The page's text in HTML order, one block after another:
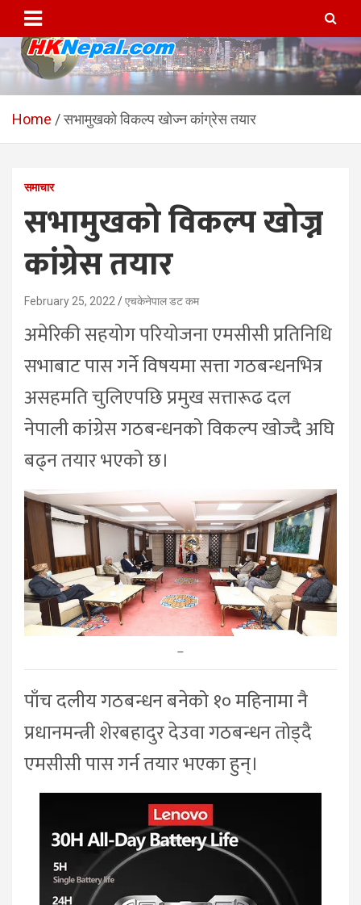
content
HKNepal.com – हङकङबाट
सञ्चालित पहिलो नेपाली अनलाईन
hknepal, hknepal.com, hk nepal, hk nepal com
Home सभामुखको विकल्प खोज्न कांग्रेस तयार
समाचार
सभामुखको विकल्प खोज्न
कांग्रेस तयार
February 25, 2022 एचकेनेपाल डट कम
अमेरिकी सहयोग परियोजना एमसीसी प्रतिनिधि
सभाबाट पास गर्ने विषयमा सत्ता गठबन्धनभित्र
असहमति चुलिएपछि प्रमुख सत्तारूढ दल
नेपाली कांग्रेस गठबन्धनको विकल्प खोज्दै अघि
बढ्न तयार भएको छ।
–
पाँच दलीय गठबन्धन बनेको १० महिनामा नै
प्रधानमन्त्री शेरबहादुर देउवा गठबन्धन तोड्दै
एमसीसी पास गर्न तयार भएका हुन्।